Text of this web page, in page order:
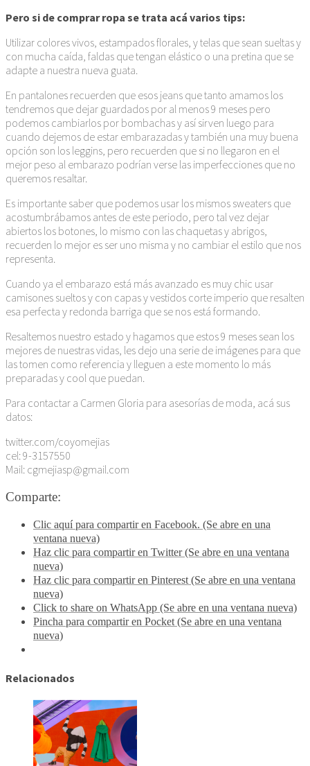
Pero si de comprar ropa se trata acá varios tips:
Utilizar colores vivos, estampados florales, y telas que sean sueltas y
con mucha caída, faldas que tengan elástico o una pretina que se
adapte a nuestra nueva guata.
En pantalones recuerden que esos jeans que tanto amamos los
tendremos que dejar guardados por al menos 9 meses pero
podemos cambiarlos por bombachas y así sirven luego para
cuando dejemos de estar embarazadas y también una muy buena
opción son los leggins, pero recuerden que si no llegaron en el
mejor peso al embarazo podrían verse las imperfecciones que no
queremos resaltar.
Es importante saber que podemos usar los mismos sweaters que
acostumbrábamos antes de este periodo, pero tal vez dejar
abiertos los botones, lo mismo con las chaquetas y abrigos,
recuerden lo mejor es ser uno misma y no cambiar el estilo que nos
representa.
Cuando ya el embarazo está más avanzado es muy chic usar
camisones sueltos y con capas y vestidos corte imperio que resalten
esa perfecta y redonda barriga que se nos está formando.
Resaltemos nuestro estado y hagamos que estos 9 meses sean los
mejores de nuestras vidas, les dejo una serie de imágenes para que
las tomen como referencia y lleguen a este momento lo más
preparadas y cool que puedan.
Para contactar a Carmen Gloria para asesorías de moda, acá sus
datos:
twitter.com/coyomejias
cel: 9-3157550
Mail: cgmejiasp@gmail.com
Comparte:
Clic aquí para compartir en Facebook. (Se abre en una
ventana nueva)
Haz clic para compartir en Twitter (Se abre en una ventana
nueva)
Haz clic para compartir en Pinterest (Se abre en una ventana
nueva)
Click to share on WhatsApp (Se abre en una ventana nueva)
Pincha para compartir en Pocket (Se abre en una ventana
nueva)
Relacionados